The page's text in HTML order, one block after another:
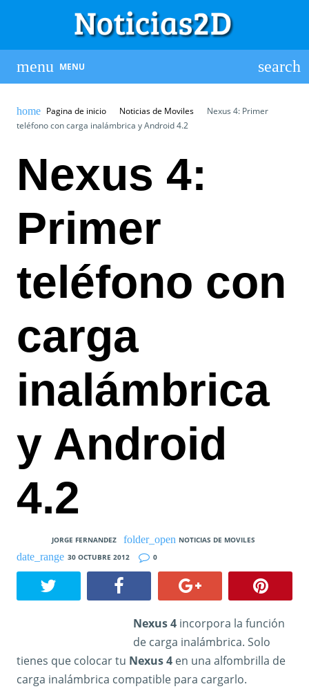
MENU
Pagina de inicio Noticias de Moviles
Nexus 4: Primer
teléfono con carga inalámbrica y Android 4.2
Nexus 4:
Primer
teléfono con
carga
inalámbrica
y Android
4.2
JORGE FERNANDEZ
NOTICIAS DE MOVILES
30 OCTUBRE 2012
0
Nexus 4incorpora la función
de carga inalámbrica. Solo
tienes que colocar tu Nexus 4 en una alfombrilla de
carga inalámbrica compatible para cargarlo.